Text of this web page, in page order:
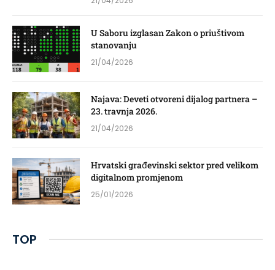
U Saboru izglasan Zakon o priuštivom
stanovanju
21/04/2026
Najava: Deveti otvoreni dijalog partnera –
23. travnja 2026.
21/04/2026
Hrvatski građevinski sektor pred velikom
digitalnom promjenom
25/01/2026
TOP